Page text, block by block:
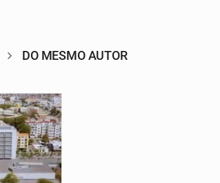
DO MESMO AUTOR